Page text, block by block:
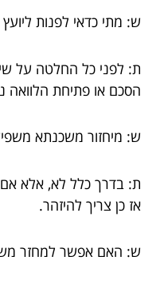
ש: מתי כדאי לפנות
ת: לפני כל החלטה על
הסכם או פתיחת הלוואה
ש: מיחזור משכנתא
ת: בדרך כלל לא, אלא אם
אז כן צריך להיזהר.
ש: האם אפשר למחזר